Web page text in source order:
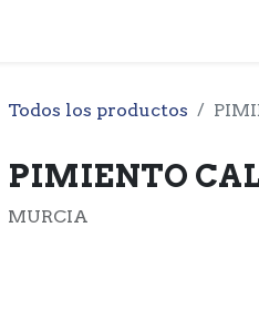
Todos los productos
PIMIENTO
MURCIA